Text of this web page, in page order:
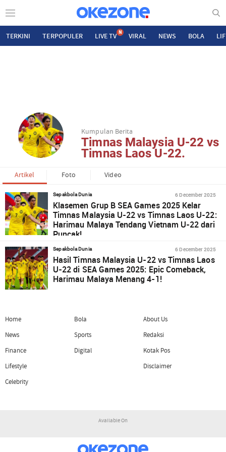
TERKINI TERPOPULER LIVE TV N VIRAL NEWS BOLA
Kumpulan Berita
Timnas Malaysia U-22 vs
Timnas Laos U-22.
Artikel Foto Video
Sepakbola Dunia 6 December 2025
Klasemen Grup B SEA Games 2025 Kelar
Timnas Malaysia U-22 vs Timnas Laos U-22:
Harimau Malaya Tendang Vietnam U-22 dari
Puncak!
Sepakbola Dunia 6 December 2025
Hasil Timnas Malaysia U-22 vs Timnas Laos
U-22 di SEA Games 2025: Epic Comeback,
Harimau Malaya Menang 4-1!
Home
News
Finance
Lifestyle
Celebrity
Bola
Sports
Digital
About Us
Redaksi
Kotak Pos
Disclaimer
Available On